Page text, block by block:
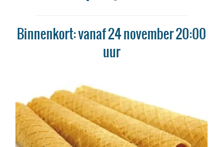
Binnenkort: vanaf 24 november 20:00
uur